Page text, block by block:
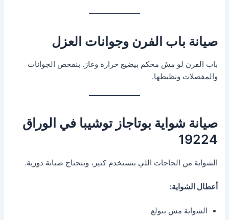
صيانة باب الفرن وجوانات العزل
باب الفرن لو مش محكم بيضيع حرارة وغاز. بنفحص الجوانات
والمفصلات ونظبطها.
صيانة شواية بوتاجاز توشيبا في الوراق
19224
الشواية من الحاجات اللي بتستخدم كتير، وبتحتاج صيانة دورية.
أعطال الشواية:
الشواية مش بتولع